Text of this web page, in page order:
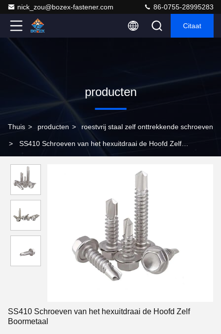
nick_zou@bozex-fastener.com 86-0755-28995283
Citaat
producten
Thuis > producten > roestvrij staal zelf onttrekkende schroeven
> SS410 Schroeven van het hexuitdraai de Hoofd Zelf
SS410 Schroeven van het hexuitdraai de Hoofd Zelf
Boormetaal